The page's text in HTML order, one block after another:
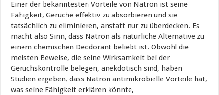
Einer der bekanntesten Vorteile von Natron ist seine
Fähigkeit, Gerüche effektiv zu absorbieren und sie
tatsächlich zu eliminieren, anstatt nur zu überdecken. Es
macht also Sinn, dass Natron als natürliche Alternative zu
einem chemischen Deodorant beliebt ist. Obwohl die
meisten Beweise, die seine Wirksamkeit bei der
Geruchskontrolle belegen, anekdotisch sind, haben
Studien ergeben, dass Natron antimikrobielle Vorteile hat,
was seine Fähigkeit erklären könnte,